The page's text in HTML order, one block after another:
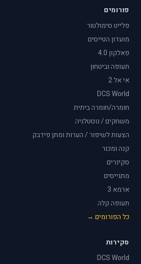
פורומים
פלייט סימולטור
מועדון הטייסים
פאלקון 4.0
תעופה וביטחון
אי אל 2
DCS World
חומרה/חומרה ביתית
משחקים / נוסטלגיה
הצעות לשיפור / הערות ומתן פידבק
קנה ומכור
סקינרים
מתגייסים
ארמא 3
תעופה קלה
כל הפורומים →
סקירות
DCS World